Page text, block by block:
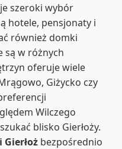
szeroki wybór
hotele, pensjonaty i
również domki
są w różnych
oferuje wiele
Giżycko czy
Wilczego
blisko Gierłoży.
Gierłoż bezpośrednio